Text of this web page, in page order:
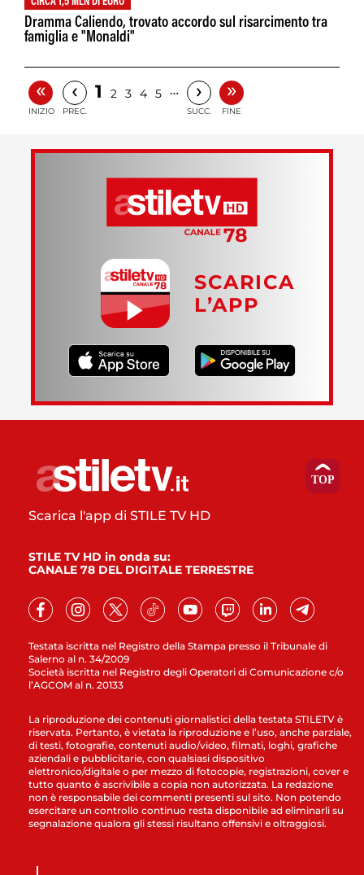
CIRCA 1,5 MLN DI EURO
Dramma Caliendo, trovato accordo sul risarcimento tra
famiglia e "Monaldi"
«
INIZIO
‹
PREC.
1 2 3 4 5 … ›
SUCC.
»
FINE
SCARICA
L’APP
Testata iscritta nel Registro della Stampa presso il Tribunale di
Salerno al n. 34/2009
Società iscritta nel Registro degli Operatori di Comunicazione c/o
l’AGCOM al n. 20133
Scarica l'app di STILE TV HD
STILE TV HD in onda su:
CANALE 78 DEL DIGITALE TERRESTRE
La riproduzione dei contenuti giornalistici della testata STILETV è
riservata. Pertanto, è vietata la riproduzione e l’uso, anche parziale,
di testi, fotografie, contenuti audio/video, filmati, loghi, grafiche
aziendali e pubblicitarie, con qualsiasi dispositivo
elettronico/digitale o per mezzo di fotocopie, registrazioni, cover e
tutto quanto è ascrivibile a copia non autorizzata. La redazione
non è responsabile dei commenti presenti sul sito. Non potendo
esercitare un controllo continuo resta disponibile ad eliminarli su
segnalazione qualora gli stessi risultano offensivi e oltraggiosi.